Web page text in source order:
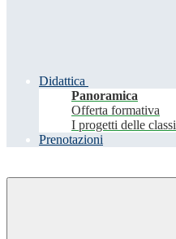
Didattica
Panoramica
Offerta formativa
I progetti delle classi
Prenotazioni